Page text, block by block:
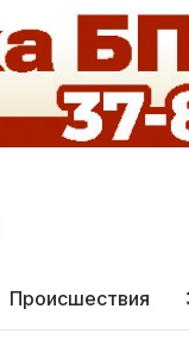
Происшествия